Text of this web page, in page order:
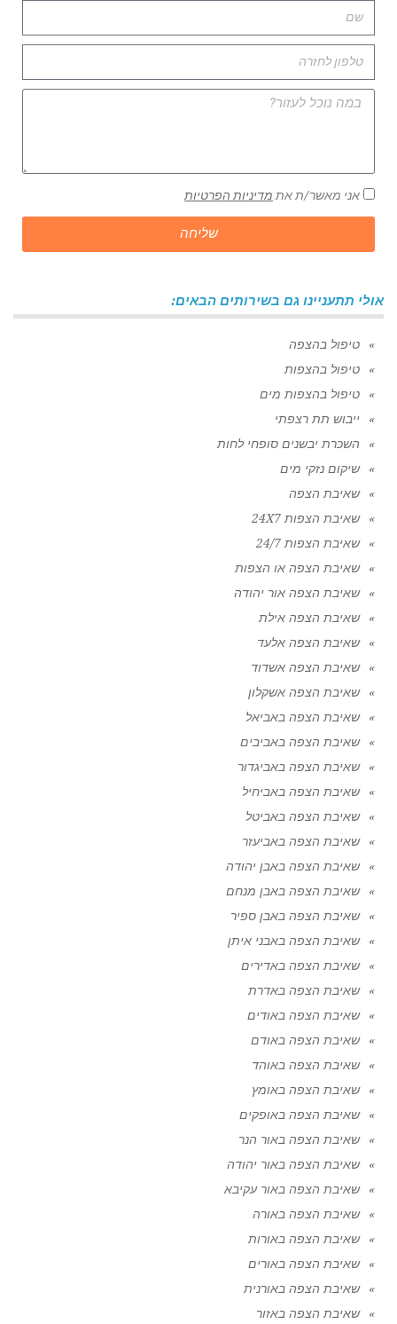
אני מאשר/ת את מדיניות הפרטיות
שליחה
אולי תתעניינו גם בשירותים הבאים:
טיפול בהצפה
טיפול בהצפות
טיפול בהצפות מים
ייבוש תת רצפתי
השכרת יבשנים סופחי לחות
שיקום נזקי מים
שאיבת הצפה
שאיבת הצפות 24X7
שאיבת הצפות 24/7
שאיבת הצפה או הצפות
שאיבת הצפה אור יהודה
שאיבת הצפה אילת
שאיבת הצפה אלעד
שאיבת הצפה אשדוד
שאיבת הצפה אשקלון
שאיבת הצפה באביאל
שאיבת הצפה באביבים
שאיבת הצפה באביגדור
שאיבת הצפה באביחיל
שאיבת הצפה באביטל
שאיבת הצפה באביעזר
שאיבת הצפה באבן יהודה
שאיבת הצפה באבן מנחם
שאיבת הצפה באבן ספיר
שאיבת הצפה באבני איתן
שאיבת הצפה באדירים
שאיבת הצפה באדרת
שאיבת הצפה באודים
שאיבת הצפה באודם
שאיבת הצפה באוהד
שאיבת הצפה באומץ
שאיבת הצפה באופקים
שאיבת הצפה באור הנר
שאיבת הצפה באור יהודה
שאיבת הצפה באור עקיבא
שאיבת הצפה באורה
שאיבת הצפה באורות
שאיבת הצפה באורים
שאיבת הצפה באורנית
שאיבת הצפה באזור